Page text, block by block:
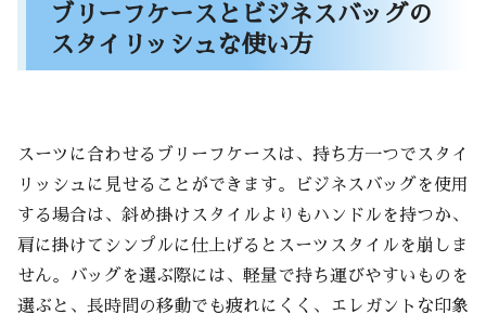
ブリーフケースとビジネスバッグの
スタイリッシュな使い方
スーツに合わせるブリーフケースは、持ち方一つでスタイ
リッシュに見せることができます。ビジネスバッグを使用
する場合は、斜め掛けスタイルよりもハンドルを持つか、
肩に掛けてシンプルに仕上げるとスーツスタイルを崩しま
せん。バッグを選ぶ際には、軽量で持ち運びやすいものを
選ぶと、長時間の移動でも疲れにくく、エレガントな印象